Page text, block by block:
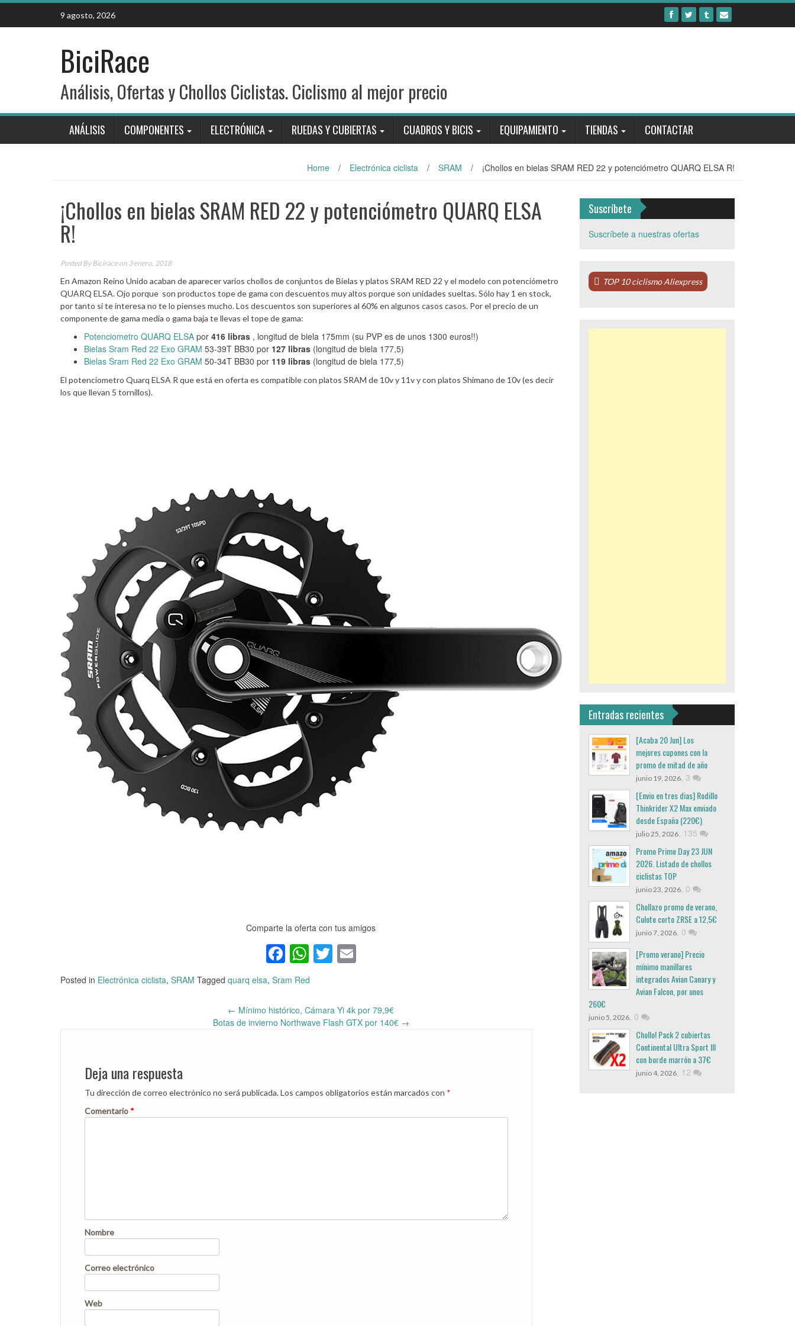
Skip
content
9 agosto, 2026
BiciRace
Análisis, Ofertas y Chollos Ciclistas. Ciclismo al mejor precio
ANÁLISIS COMPONENTES ELECTRÓNICA RUEDAS Y CUBIERTAS CUADROS Y BICIS EQUIPAMIENTO TIENDAS CONTACTAR
Home / Electrónica ciclista / SRAM / ¡Chollos en bielas SRAM RED 22 y potenciómetro QUARQ ELSA R!
¡Chollos en bielas SRAM RED 22 y potenciómetro QUARQ ELSA
R!
Posted ByBiciraceon 3 enero, 2018
En Amazon Reino Unido acaban de aparecer varios chollos de conjuntos de Bielas y platos SRAM RED 22 y el modelo con potenciómetro
QUARQ ELSA. Ojo porque son productos tope de gama con descuentos muy altos porque son unidades sueltas. Sólo hay 1 en stock,
por tanto si te interesa no te lo pienses mucho. Los descuentos son superiores al 60% en algunos casos casos. Por el precio de un
componente de gama media o gama baja te llevas el tope de gama:
Potenciometro QUARQ ELSA por 416 libras , longitud de biela 175mm (su PVP es de unos 1300 euros!!)
Bielas Sram Red 22 Exo GRAM 53-39T BB30 por 127 libras (longitud de biela 177,5)
Bielas Sram Red 22 Exo GRAM 50-34T BB30 por 119 libras (longitud de biela 177,5)
El potenciometro Quarq ELSA R que está en oferta es compatible con platos SRAM de 10v y 11v y con platos Shimano de 10v (es decir
los que llevan 5 tornillos).
Comparte la oferta con tus amigos
Facebook
WhatsApp
Twitter
Email
Posted in Electrónica ciclista, SRAM Tagged quarq elsa, Sram Red
Post
← Mínimo histórico, Cámara Yi 4k por 79,9€
Botas de invierno Northwave Flash GTX por 140€ →
Deja una respuesta
Tu dirección de correo electrónico no será publicada.Los campos obligatorios están marcados con *
Comentario *
Nombre
Correo electrónico
Web
Suscríbete
Suscríbete a nuestras ofertas
TOP 10 ciclismo Aliexpress
Entradas recientes
[Acaba 20 Jun] Los
mejores cupones con la
promo de mitad de año
junio 19, 2026, 3
[Envio en tres dias] Rodillo
Thinkrider X2 Max enviado
desde España (220€)
julio 25, 2026, 135
Promo Prime Day 23 JUN
2026. Listado de chollos
ciclistas TOP
junio 23, 2026, 0
Chollazo promo de verano,
Culote corto ZRSE a 12,5€
junio 7, 2026, 0
[Promo verano] Precio
mínimo manillares
integrados Avian Canary y
Avian Falcon, por unos
260€
junio 5, 2026, 0
Chollo! Pack 2 cubiertas
Continental Ultra Sport III
con borde marrón a 37€
junio 4, 2026, 12